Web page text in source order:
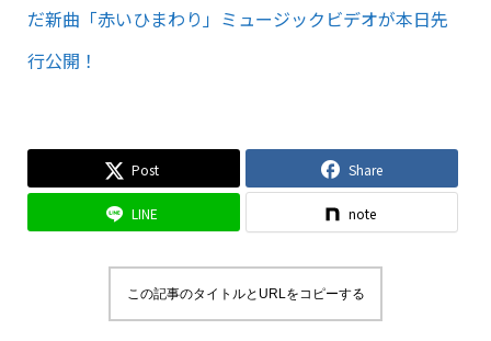
だ新曲「赤いひまわり」ミュージックビデオが本日先
行公開！
Post Share
LINE note
この記事のタイトルとURLをコピーする